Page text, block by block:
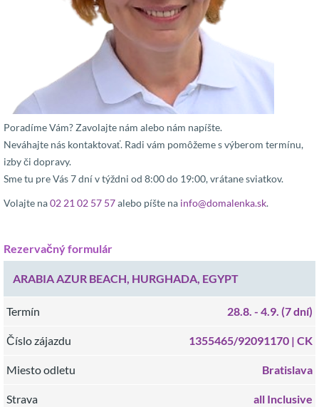
Poradíme Vám? Zavolajte nám alebo nám napíšte.
Neváhajte nás kontaktovať. Radi vám pomôžeme s výberom termínu,
izby či dopravy.
Sme tu pre Vás 7 dní v týždni od 8:00 do 19:00, vrátane sviatkov.
Volajte na02 21 02 57 57alebo píšte na info@domalenka.sk.
Rezervačný formulár
ARABIA AZUR BEACH, HURGHADA, EGYPT
Termín 28.8. - 4.9. (7 dní)
Číslo zájazdu 1355465/92091170 | CK
Miesto odletu Bratislava
Strava all Inclusive